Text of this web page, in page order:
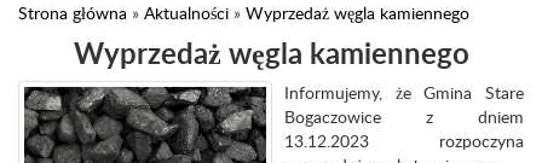
Strona główna » Aktualności » Wyprzedaż węgla kamiennego
Wyprzedaż węgla kamiennego
Informujemy, że Gmina Stare
Bogaczowice z dniem
13.12.2023 rozpoczyna